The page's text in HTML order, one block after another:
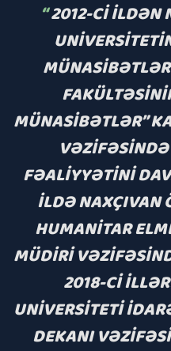
“2012-CI ILDƏN
MÜNASIBƏTLƏR”
VƏZIFƏSINDƏ
FƏALIYYƏTINI
ILDƏ NAXÇIVAN
HUMANITAR
MÜDIRI
2018-CI
UNIVERSITETI
DEKANI
“
“